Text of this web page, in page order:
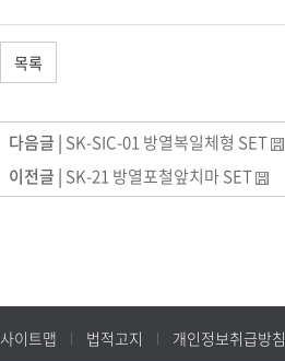
목록
다음글 | SK-SIC-01 방열복일체형 SET
이전글 | SK-21 방열포철앞치마 SET
사이트맵 법적고지 개인정보취급방침